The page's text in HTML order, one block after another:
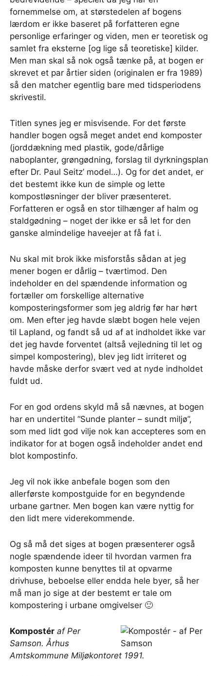
fornemmelse om, at størstedelen af bogens
lærdom er ikke baseret på forfatteren egne
personlige erfaringer og viden, men er teoretisk og
samlet fra eksterne [og lige så teoretiske] kilder.
Men man skal så nok også tænke på, at bogen er
skrevet et par årtier siden (originalen er fra 1989)
så den matcher egentlig bare med tidsperiodens
skrivestil.
Titlen synes jeg er misvisende. For det første
handler bogen også meget andet end komposter
(jorddækning med plastik, gode/dårlige
naboplanter, grøngødning, forslag til dyrkningsplan
efter Dr. Paul Seitz’ model…). Og for det andet, er
det bestemt ikke kun de simple og lette
kompostløsninger der bliver præsenteret.
Forfatteren er også en stor tilhænger af halm og
staldgødning – noget der ikke er så let for den
ganske almindelige haveejer at få fat i.
Nu skal mit brok ikke misforstås sådan at jeg
mener bogen er dårlig – tværtimod. Den
indeholder en del spændende information og
fortæller om forskellige alternative
komposteringsformer som jeg aldrig før har hørt
om. Men efter jeg havde slæbt bogen hele vejen
til Lapland, og fandt så ud af at indholdet ikke var
det jeg havde forventet (altså vejledning til let og
simpel kompostering), blev jeg lidt irriteret og
havde måske derfor svært ved at nyde indholdet
fuldt ud.
For en god ordens skyld må så nævnes, at bogen
har en undertitel “Sunde planter – sundt miljø”,
som med lidt god vilje nok kan accepteres som en
indikator for at bogen også indeholder andet end
blot kompostinfo.
Jeg vil nok ikke anbefale bogen som den
allerførste kompostguide for en begyndende
urbane gartner. Men bogen kan være nyttig for
den lidt mere viderekommende.
Og så må det siges at bogen præsenterer også
nogle spændende ideer til hvordan varmen fra
komposten kunne benyttes til at opvarme
drivhuse, beboelse eller endda hele byer, så her
må man jo sige at der bestemt er tale om
kompostering i urbane omgivelser 🙂
Kompostér af Per
Samson. Århus
Amtskommune Miljøkontoret 1991.